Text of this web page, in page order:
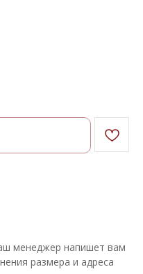
менеджер напишет вам
размера и адреса